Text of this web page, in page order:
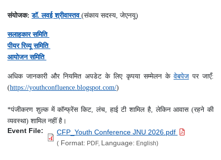
संयोजक:डॉ. लवई श्रीवास्तव (संकाय सदस्य, जेएनयू)
सलाहकार समिति
पीयर रिव्यू समिति
आयोजन समिति
अधिक जानकारी और नियमित अपडेट के लिए कृपया सम्मेलन के वेबपेजपर जाएँ:
(https://youthconfluence.blogspot.com/)
*पंजीकरण शुल्क में कॉन्फ्रेंस किट, लंच, हाई टी शामिल है, लेकिन आवास (रहने की
व्यवस्था) शामिल नहीं है।
Event File CFP_Youth Conference JNU 2026.pdf
( Format: PDF, Language: English)